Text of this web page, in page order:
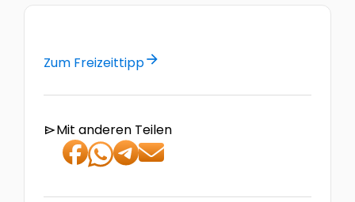
Zum Freizeittipparrow_forward
sendMit anderen Teilen